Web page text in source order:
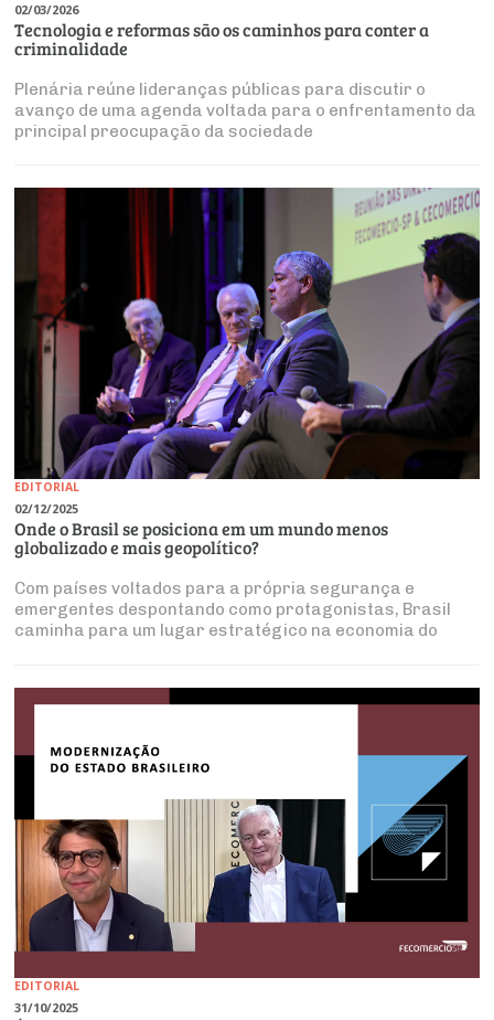
02/03/2026
Tecnologia e reformas são os caminhos para conter a
criminalidade
Plenária reúne lideranças públicas para discutir o
avanço de uma agenda voltada para o enfrentamento da
principal preocupação da sociedade
EDITORIAL
02/12/2025
Onde o Brasil se posiciona em um mundo menos
globalizado e mais geopolítico?
Com países voltados para a própria segurança e
emergentes despontando como protagonistas, Brasil
caminha para um lugar estratégico na economia do
EDITORIAL
31/10/2025